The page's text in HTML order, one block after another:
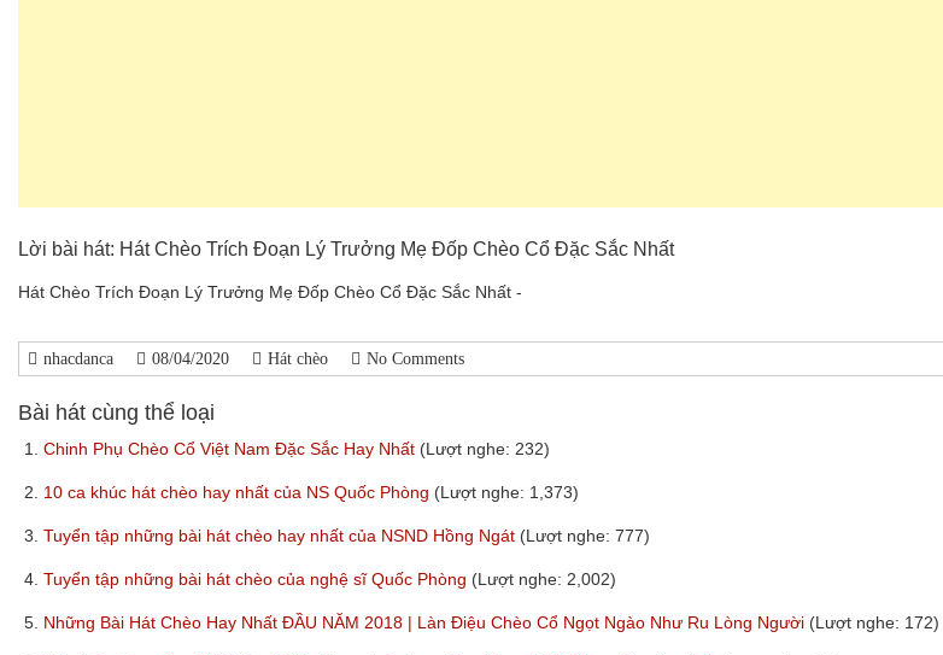
Lời bài hát: Hát Chèo Trích Đoạn Lý Trưởng Mẹ Đốp Chèo Cổ Đặc Sắc Nhất
Hát Chèo Trích Đoạn Lý Trưởng Mẹ Đốp Chèo Cổ Đặc Sắc Nhất -
nhacdanca 08/04/2020 Hát chèo No Comments
Bài hát cùng thể loại
1. Chinh Phụ Chèo Cổ Việt Nam Đặc Sắc Hay Nhất (Lượt nghe: 232)
2. 10 ca khúc hát chèo hay nhất của NS Quốc Phòng (Lượt nghe: 1,373)
3. Tuyển tập những bài hát chèo hay nhất của NSND Hồng Ngát (Lượt nghe: 777)
4. Tuyển tập những bài hát chèo của nghệ sĩ Quốc Phòng (Lượt nghe: 2,002)
5. Những Bài Hát Chèo Hay Nhất ĐẦU NĂM 2018 | Làn Điệu Chèo Cổ Ngọt Ngào Như Ru Lòng Người (Lượt nghe: 172)